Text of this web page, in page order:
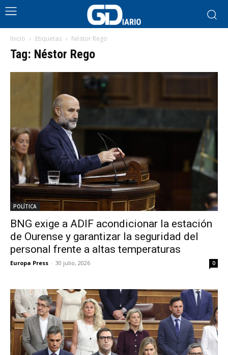
Inicio Etiquetas Néstor Rego
Tag: Néstor Rego
POLÍTICA
BNG exige a ADIF acondicionar la estación
de Ourense y garantizar la seguridad del
personal frente a altas temperaturas
Europa Press - 30 julio, 2026 0